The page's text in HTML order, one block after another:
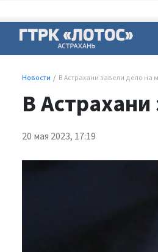
Новости В Астрахани завели дело на
В
20 мая 2023, 17:19